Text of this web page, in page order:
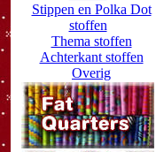
Stippen en Polka Dot
stoffen
Thema stoffen
Achterkant stoffen
Overig